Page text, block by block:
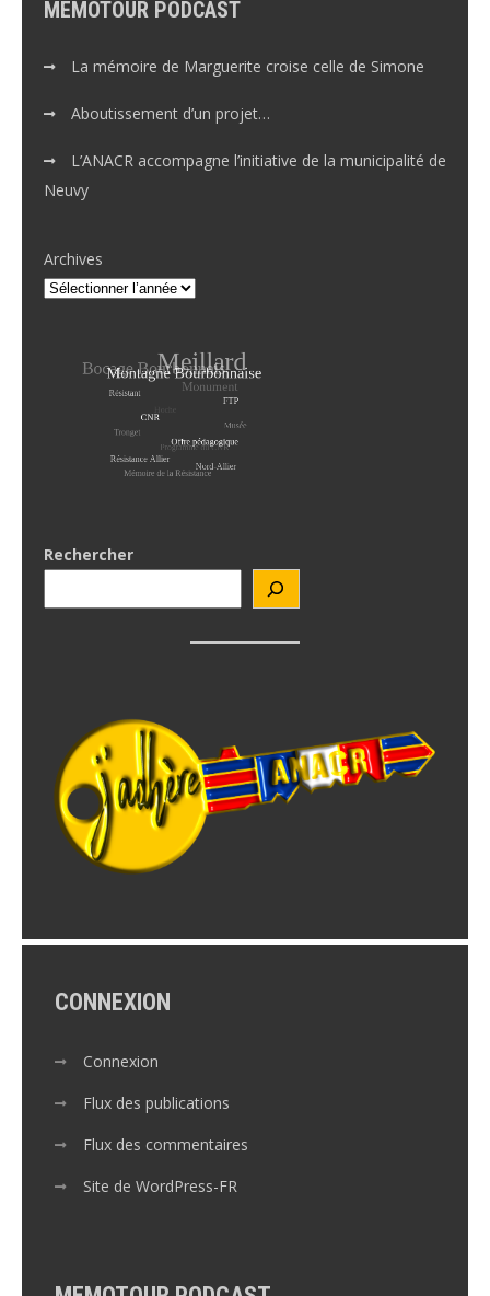
MEMOTOUR PODCAST
La mémoire de Marguerite croise celle de Simone
Aboutissement d’un projet…
L’ANACR accompagne l’initiative de la municipalité de
Neuvy
Archives
Rechercher
CONNEXION
Connexion
Flux des publications
Flux des commentaires
Site de WordPress-FR